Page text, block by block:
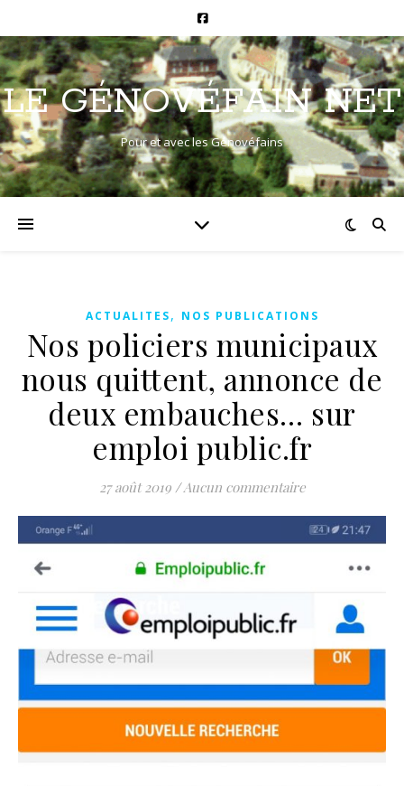
LE GÉNOVÉFAIN NET
Pour et avec les Génovéfains
ACTUALITES, NOS PUBLICATIONS
Nos policiers municipaux
nous quittent, annonce de
deux embauches… sur
emploi public.fr
27 août 2019 /Aucun commentaire